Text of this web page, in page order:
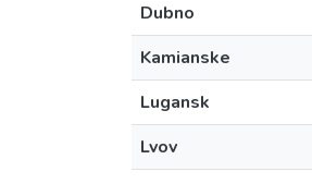
Dubno
Kamianske
Lugansk
Lvov